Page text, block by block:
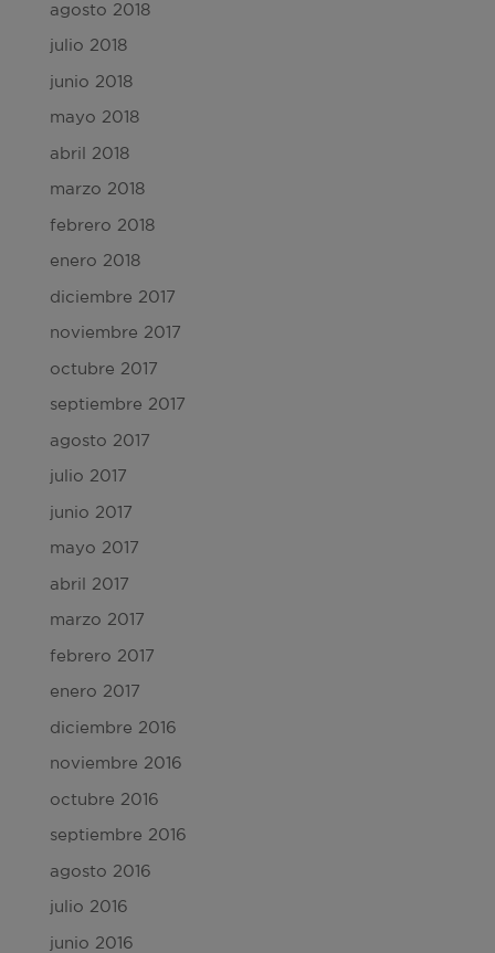
agosto 2018
julio 2018
junio 2018
mayo 2018
abril 2018
marzo 2018
febrero 2018
enero 2018
diciembre 2017
noviembre 2017
octubre 2017
septiembre 2017
agosto 2017
julio 2017
junio 2017
mayo 2017
abril 2017
marzo 2017
febrero 2017
enero 2017
diciembre 2016
noviembre 2016
octubre 2016
septiembre 2016
agosto 2016
julio 2016
junio 2016